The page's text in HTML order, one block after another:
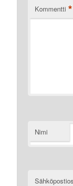
Kommentti *
Nimi